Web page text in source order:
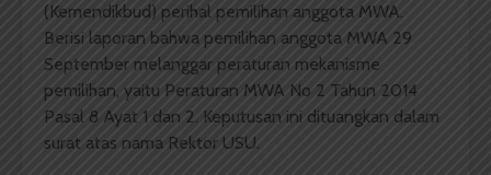
(Kemendikbud) perihal pemilihan anggota MWA.
Berisi laporan bahwa pemilihan anggota MWA 29
September melanggar peraturan mekanisme
pemilihan, yaitu Peraturan MWA No 2 Tahun 2014
Pasal 8 Ayat 1 dan 2. Keputusan ini dituangkan dalam
surat atas nama Rektor USU.